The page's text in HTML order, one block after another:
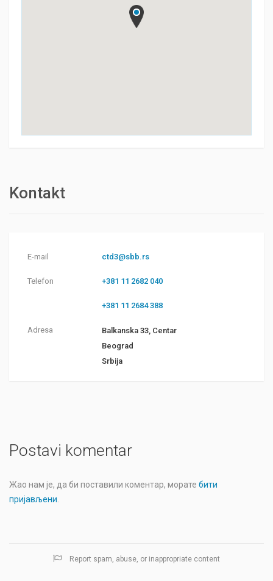
Kontakt
E-mail ctd3@sbb.rs
Telefon +381 11 2682 040
+381 11 2684 388
Adresa
Balkanska 33, Centar
Beograd
Srbija
Postavi komentar
Жао нам је, да би поставили коментар, морате бити
пријављени
Report spam, abuse, or inappropriate content